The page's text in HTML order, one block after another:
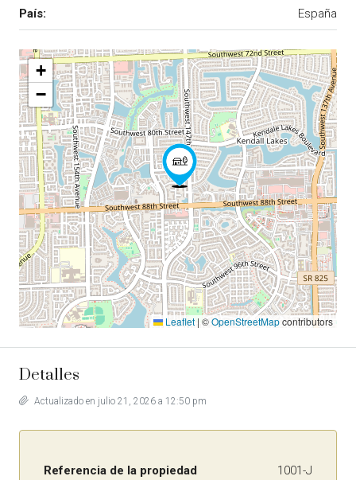
País: España
+
−
Leaflet | ©OpenStreetMapcontributors
Detalles
Actualizado en julio 21, 2026 a 12:50 pm
Referencia de la propiedad 1001-J